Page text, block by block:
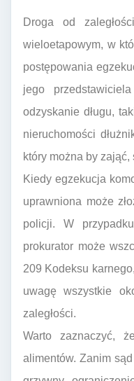
Droga od
wieloetapowym, w
postępowania
jego
odzyskanie długu,
nieruchomości
który można by
Kiedy egzekucja
uprawniona może
policji. W
prokurator może
209 Kodeksu
uwagę wszystkie
zaległości.
Warto zaznaczyć,
alimentów. Zanim